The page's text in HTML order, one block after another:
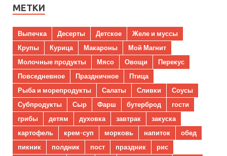
МЕТКИ
Выпечка Десерты Детское
Желе и муссы
Крупы
Курица Макароны
Мой Магнит
Молочные продукты
Мясо Овощи
Перекус
Повседневное
Праздничное
Птица
Рыба и морепродукты
Салаты Сливки
Соусы
Субпродукты
Сыр Фарш бутерброд
гости
грибы
детям духовка завтрак
закуска
картофель
крем-суп морковь напиток
обед
пикник
полдник пост праздник
рис